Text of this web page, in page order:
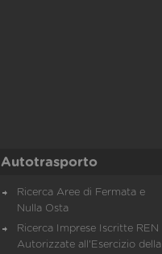
Autotrasporto
Ricerca Aree di Fermata e
Nulla Osta
Ricerca Imprese Iscritte REN
Autorizzate all'Esercizio della